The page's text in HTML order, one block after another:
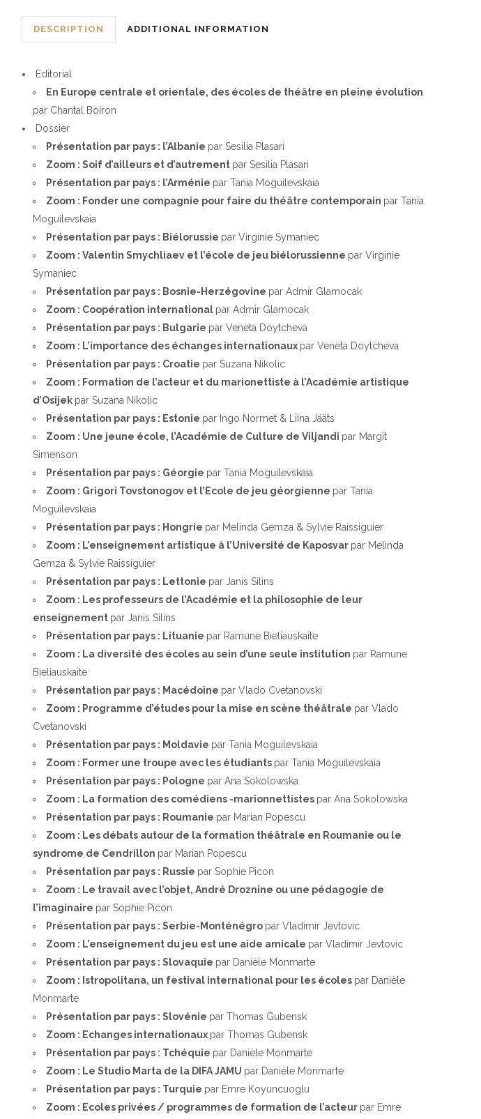
DESCRIPTION ADDITIONAL INFORMATION
Editorial
En Europe centrale et orientale, des écoles de théâtre en pleine évolution
par Chantal Boiron
Dossier
Présentation par pays : l’Albanie par Sesilia Plasari
Zoom : Soif d’ailleurs et d’autrement par Sesilia Plasari
Présentation par pays : l’Arménie par Tania Moguilevskaia
Zoom : Fonder une compagnie pour faire du théâtre contemporain par Tania
Moguilevskaia
Présentation par pays : Biélorussie par Virginie Symaniec
Zoom : Valentin Smychliaev et l’école de jeu biélorussienne par Virginie
Symaniec
Présentation par pays : Bosnie-Herzégovine par Admir Glamocak
Zoom : Coopération international par Admir Glamocak
Présentation par pays : Bulgarie par Veneta Doytcheva
Zoom : L’importance des échanges internationaux par Veneta Doytcheva
Présentation par pays : Croatie par Suzana Nikolic
Zoom : Formation de l’acteur et du marionettiste à l’Académie artistique
d’Osijek par Suzana Nikolic
Présentation par pays : Estonie par Ingo Normet & Liina Jääts
Zoom : Une jeune école, l’Académie de Culture de Viljandi par Margit
Simenson
Présentation par pays : Géorgie par Tania Moguilevskaia
Zoom : Grigori Tovstonogov et l’Ecole de jeu géorgienne par Tania
Moguilevskaia
Présentation par pays : Hongrie par Melinda Gemza & Sylvie Raissiguier
Zoom : L’enseignement artistique à l’Université de Kaposvar par Melinda
Gemza & Sylvie Raissiguier
Présentation par pays : Lettonie par Janis Silins
Zoom : Les professeurs de l’Académie et la philosophie de leur
enseignement par Janis Silins
Présentation par pays : Lituanie par Ramune Bieliauskaite
Zoom : La diversité des écoles au sein d’une seule institution par Ramune
Bieliauskaite
Présentation par pays : Macédoine par Vlado Cvetanovski
Zoom : Programme d’études pour la mise en scène théâtrale par Vlado
Cvetanovski
Présentation par pays : Moldavie par Tania Moguilevskaia
Zoom : Former une troupe avec les étudiants par Tania Moguilevskaia
Présentation par pays : Pologne par Ana Sokolowska
Zoom : La formation des comédiens -marionnettistes par Ana Sokolowska
Présentation par pays : Roumanie par Marian Popescu
Zoom : Les débats autour de la formation théâtrale en Roumanie ou le
syndrome de Cendrillon par Marian Popescu
Présentation par pays : Russie par Sophie Picon
Zoom : Le travail avec l’objet, André Droznine ou une pédagogie de
l’imaginaire par Sophie Picon
Présentation par pays : Serbie-Monténégro par Vladimir Jevtovic
Zoom : L’enseignement du jeu est une aide amicale par Vladimir Jevtovic
Présentation par pays : Slovaquie par Danièle Monmarte
Zoom : Istropolitana, un festival international pour les écoles par Danièle
Monmarte
Présentation par pays : Slovénie par Thomas Gubensk
Zoom : Echanges internationaux par Thomas Gubensk
Présentation par pays : Tchéquie par Danièle Monmarte
Zoom : Le Studio Marta de la DIFA JAMU par Danièle Monmarte
Présentation par pays : Turquie par Emre Koyuncuoglu
Zoom : Ecoles privées / programmes de formation de l’acteur par Emre